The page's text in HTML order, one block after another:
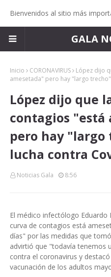
Bienvenidos al sitio más
GALA
Inicio CORONAVIRUS
López dijo
amesetada" pero hay "largo
López dijo que
contagios "está
pero hay "largo
lucha contra
Noticias Gala 8:56
El médico infectólogo
curva de contagios está
días" por las medidas que
advirtió que "todavía tenemos
contra el coronavirus y
vacunación de los adultos